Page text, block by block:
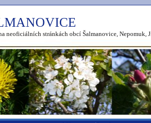
neoficiálních stránkách obcí Šalmanovice, Nepomuk,